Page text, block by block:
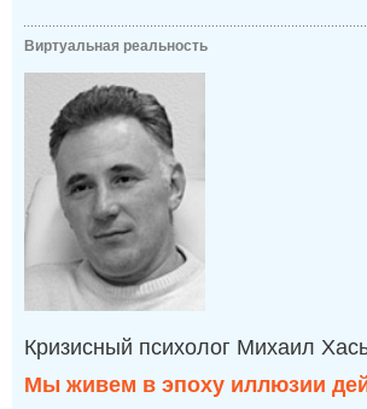
Виртуальная реальность
Кризисный психолог Михаил
Мы живем в эпоху иллюзии